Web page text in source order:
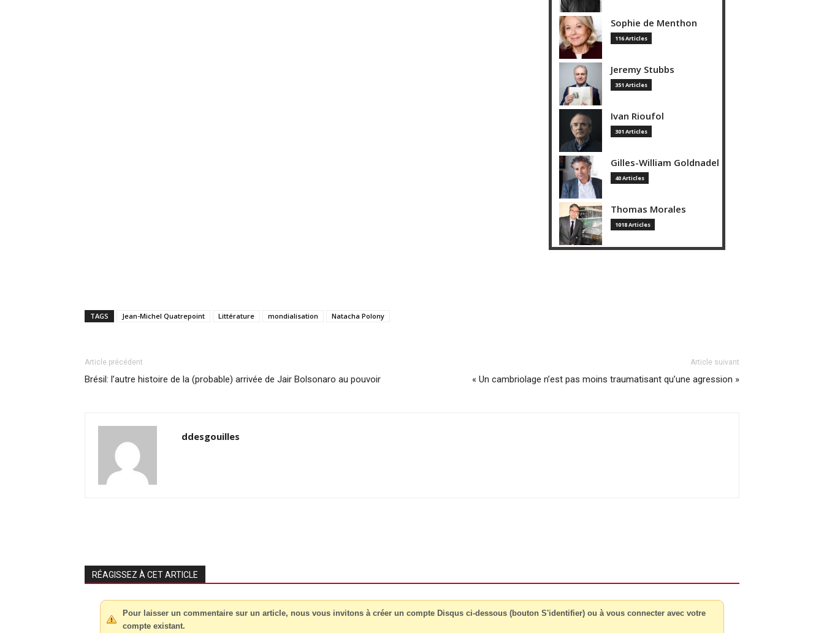
Sophie de Menthon
116 Articles
Jeremy Stubbs
351 Articles
Ivan Rioufol
301 Articles
Gilles-William Goldnadel
40 Articles
Thomas Morales
1018 Articles
TAGS Jean-Michel Quatrepoint Littérature mondialisation Natacha Polony
Article précédent
Brésil: l’autre histoire de la (probable) arrivée de Jair Bolsonaro au pouvoir
Article suivant
« Un cambriolage n’est pas moins traumatisant qu’une agression »
ddesgouilles
RÉAGISSEZ À CET ARTICLE
Pour laisser un commentaire sur un article, nous vous invitons à créer un compte Disqus ci-dessous (bouton S'identifier) ou à vous connecter avec votre
compte existant.